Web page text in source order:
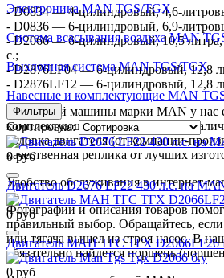
- D0834 — 4-цилиндровый, 4,6-
- D0836 — 6-цилиндровый, 6,9-
- D2066 — 6-цилиндровый, 10,5 литра,
с.;
- D2876LF04 — 6-цилиндровый, 12,8
- D2876LF12 — 6-цилиндровый, 12,8
Для любой машины марки MAN у нас
комплектующие к нему. Всегда в
головка двигателя (от компании-
качественная реплика от лучших
Удобство обслуживания в интернет-
Фотографии и описания товаров
правильный выбор. Обращайтесь, если
или тягача вышел из строя насос. В
обязательно найдется поршень
Электроника MAN TGS/TGX
Система всасывания воздуха MAN
Выхлопная система MAN TGS/TGX
Навесные и комплектующие MAN
Фильтры
Сортировка:
0 руб
Двигатель D2676 LF22 430 л.с. на
0 руб
Двигатель МАН ТГС ТГХ
0 руб